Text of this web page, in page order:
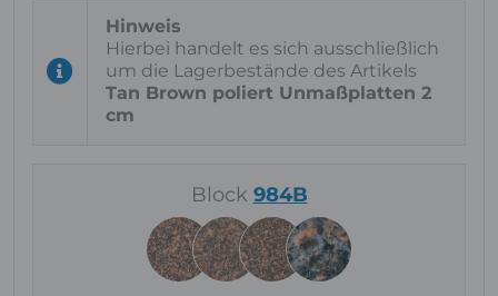
Hierbei handelt es sich ausschließlich
um die Lagerbestände des Artikels
Tan Brown poliert Unmaßplatten 2
cm
Block 984B